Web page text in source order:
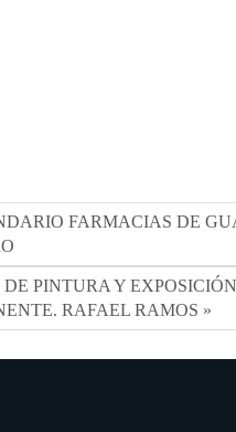
FARMACIAS DE
PINTURA Y EXPOSICIÓN
RAFAEL RAMOS »